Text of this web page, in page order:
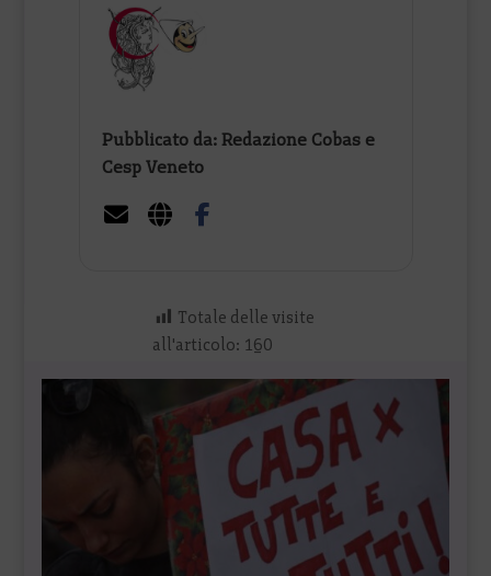
Pubblicato da: Redazione Cobas e
Cesp Veneto
Totale delle visite
all'articolo: 160